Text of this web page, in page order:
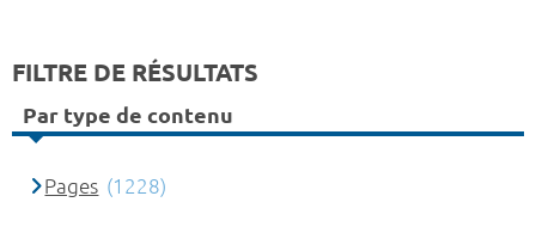
FILTRE DE RÉSULTATS
Par type de contenu
Pages (1228)